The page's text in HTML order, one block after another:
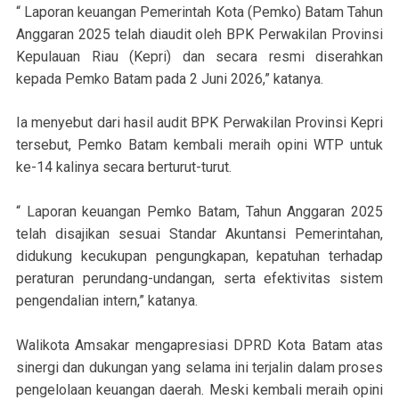
“ Laporan keuangan Pemerintah Kota (Pemko) Batam Tahun
Anggaran 2025 telah diaudit oleh BPK Perwakilan Provinsi
Kepulauan Riau (Kepri) dan secara resmi diserahkan
kepada Pemko Batam pada 2 Juni 2026,” katanya.
Ia menyebut dari hasil audit BPK Perwakilan Provinsi Kepri
tersebut, Pemko Batam kembali meraih opini WTP untuk
ke-14 kalinya secara berturut-turut.
“ Laporan keuangan Pemko Batam, Tahun Anggaran 2025
telah disajikan sesuai Standar Akuntansi Pemerintahan,
didukung kecukupan pengungkapan, kepatuhan terhadap
peraturan perundang-undangan, serta efektivitas sistem
pengendalian intern,” katanya.
Walikota Amsakar mengapresiasi DPRD Kota Batam atas
sinergi dan dukungan yang selama ini terjalin dalam proses
pengelolaan keuangan daerah. Meski kembali meraih opini